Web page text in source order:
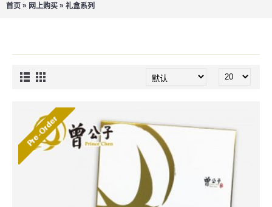
首页 » 网上购买 » 礼盒系列